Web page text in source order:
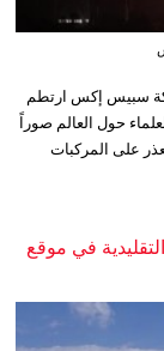
من صاروخ فالكون 9 تابع لشركة سبيس إكس ارتطم
حول العالم صوراً
على المركبات
في موقع